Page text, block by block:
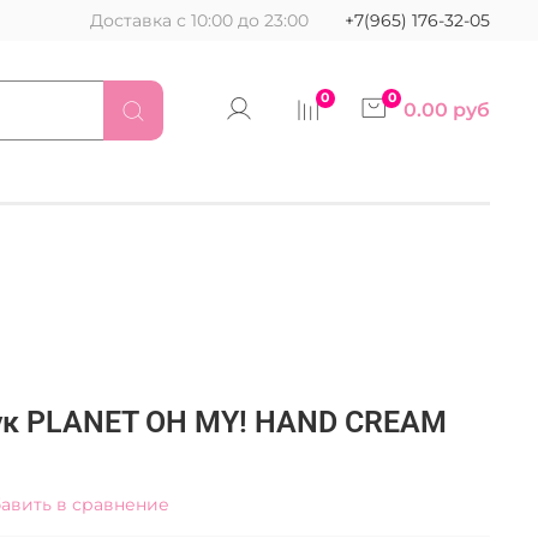
Доставка с 10:00 до 23:00 +7(965) 176-32-05
0 0 0.00 руб
PLANET OH MY! HAND CREAM
в сравнение